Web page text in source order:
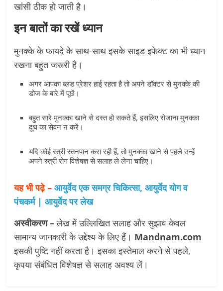
खांसी ठीक हो जाती है।
इन बातों का रखें ध्यान
मुनक्के के फायदे के साथ-साथ इसके साइड इफेक्ट का भी ध्यान
रखना बहुत जरूरी है।
अगर आपका ब्लड प्रेशर हाई रहता है तो अपने डॉक्टर से मुनक्के की
डोज के बारे में पूछें।
बहुत सारे मुनक्का खाने से दस्त हो सकते हैं, इसलिए रोजाना मुनक्का
दूध का सेवन न करें।
यदि कोई स्त्री स्तनपान करा रही हैं, तो मुनक्का खाने से पहले उन्हें
अपने स्त्री रोग विशेषज्ञ से सलाह ले लेना चाहिए।
यह भी पढ़े –आयुर्वेद एक समग्र चिकित्सा, आयुर्वेद योग व
पंचकर्म | आयुर्वेद पर लेख
अस्वीकरण –लेख में उल्लिखित सलाह और सुझाव केवल
सामान्य जानकारी के उद्देश्य के लिए हैं। Mandnam.com
इसकी पुष्टि नहीं करता है। इसका इस्तेमाल करने से पहले,
कृपया संबंधित विशेषज्ञ से सलाह अवश्य लें।